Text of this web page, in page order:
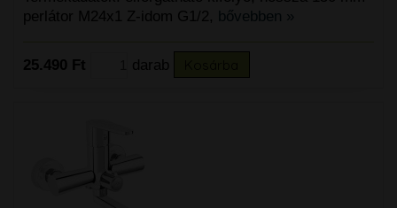
perlátor M24x1 Z-idom G1/2,
bővebben »
25.490 Ft darab